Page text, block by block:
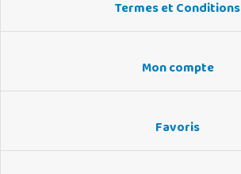
Termes et Conditions
Mon compte
Favoris